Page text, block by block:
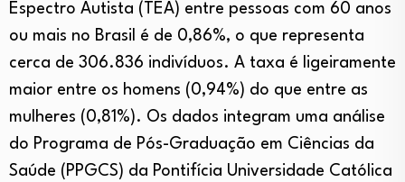
Espectro Autista (TEA) entre pessoas com 60 anos
ou mais no Brasil é de 0,86%, o que representa
cerca de 306.836 indivíduos. A taxa é ligeiramente
maior entre os homens (0,94%) do que entre as
mulheres (0,81%). Os dados integram uma análise
do Programa de Pós-Graduação em Ciências da
Saúde (PPGCS) da Pontifícia Universidade Católica